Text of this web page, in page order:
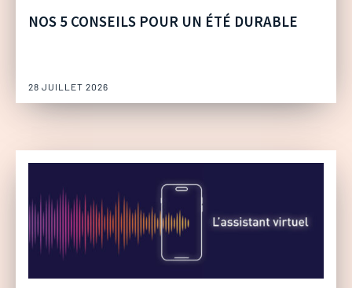
NOS 5 CONSEILS POUR UN ÉTÉ DURABLE
28 JUILLET 2026